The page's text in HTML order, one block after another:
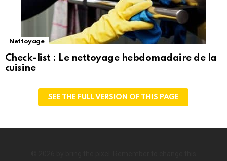
Nettoyage
Check-list : Le nettoyage hebdomadaire de la
cuisine
SEE THE FULL VERSION OF THIS PAGE